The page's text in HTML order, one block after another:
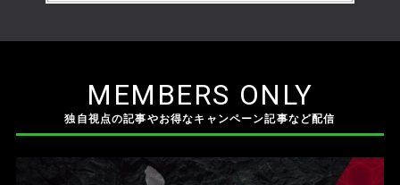
MEMBERS ONLY
独自視点の記事やお得なキャンペーン記事など配信